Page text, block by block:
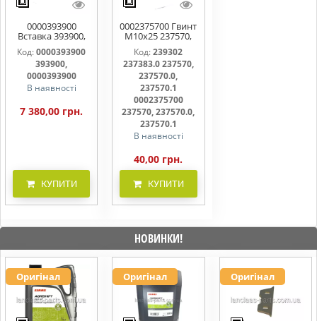
0000393900
Вставка 393900,
0000393900
Код:0000393900
393900,
0000393900
В наявності
7 380,00 грн.
КУПИТИ
0002375700 Гвинт
M10x25 237570,
237570.0,
237570.1
Код: 239302
237383.0 237570,
237570.0,
237570.1
0002375700
237570, 237570.0,
237570.1
В наявності
40,00 грн.
КУПИТИ
НОВИНКИ!
Оригінал Оригінал Оригінал